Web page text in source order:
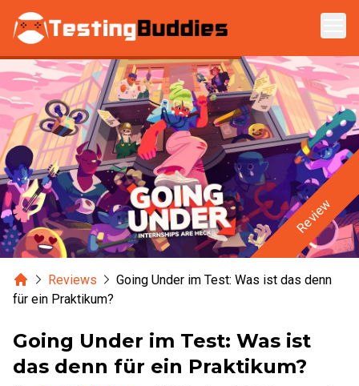
Zum Hauptinhalt springen
Review
HomeReviews
Going Under im Test: Was ist das denn
für ein Praktikum?
Going Under im Test: Was ist
das denn für ein Praktikum?